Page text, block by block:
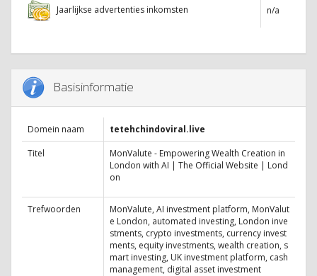
Jaarlijkse advertenties inkomsten n/a
Basisinformatie
Domein naam
tetehchindoviral.live
Titel
MonValute - Empowering Wealth Creation in
London with AI | The Official Website | Lond
on
Trefwoorden
MonValute, AI investment platform, MonValut
e London, automated investing, London inve
stments, crypto investments, currency invest
ments, equity investments, wealth creation, s
mart investing, UK investment platform, cash
management, digital asset investment